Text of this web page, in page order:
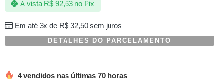
baseado
em
de
cliente
Em até 3x de R$32,50sem juros
À vista R$92,63 no Pix
DETALHES DO PARCELAMENTO
4 vendidos nas últimas 70 horas